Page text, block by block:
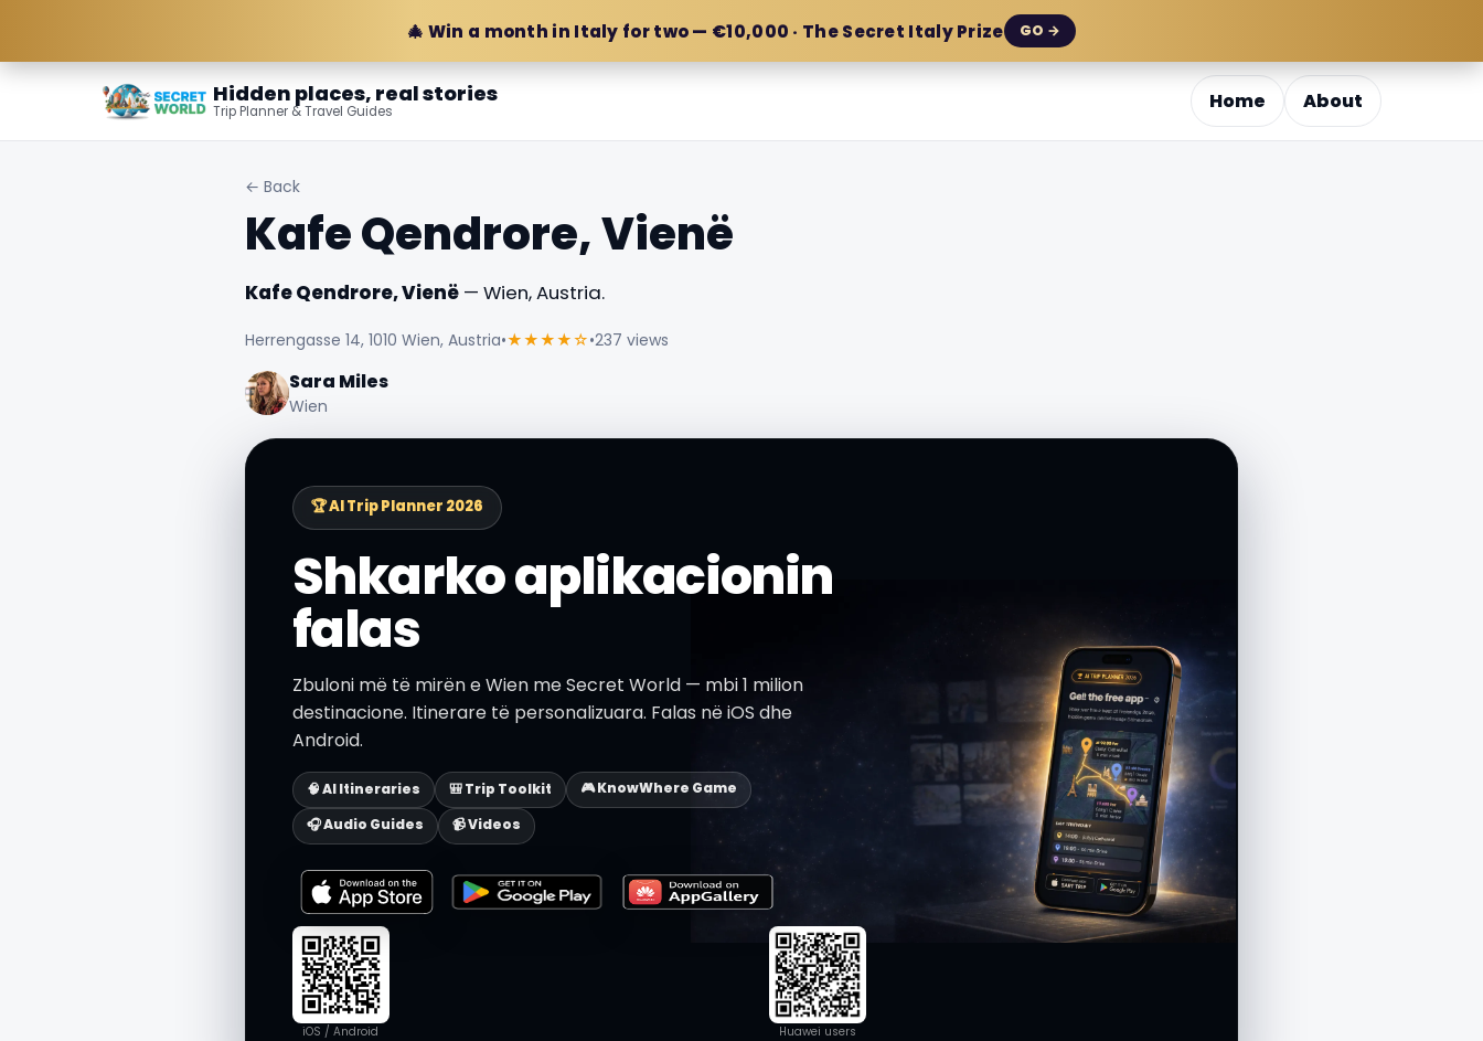
🎄 Win a month in Italy for two — €10,000 · The Secret Italy Prize GO →
Hidden places, real stories
Trip Planner & Travel Guides Home About
← Back
Kafe Qendrore, Vienë
Kafe Qendrore, Vienë— Wien, Austria.
Herrengasse 14, 1010 Wien, Austria•★★★★☆•237 views
Sara Miles
Wien
🏆 AI Trip Planner 2026
Shkarko aplikacionin
falas
Zbuloni më të mirën e Wien me Secret World — mbi 1 milion
destinacione. Itinerare të personalizuara. Falas në iOS dhe
Android.
🧠 AI Itineraries 🎒 Trip Toolkit
🎮 KnowWhere Game
🎧 Audio Guides
📹 Videos
iOS / Android Huawei users